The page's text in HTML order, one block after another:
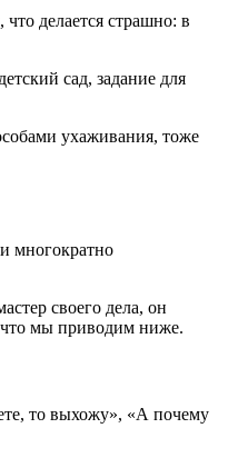
делается страшно: в
сад, задание для
ухаживания, тоже
многократно
своего дела, он
что мы приводим ниже.
то выхожу», «А почему